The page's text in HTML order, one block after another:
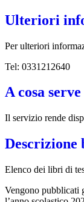
Ulteriori
Per ulteriori
Tel: 0331212640
A cosa serve
Il servizio rende
Descrizione
Elenco dei libri di
Vengono pubblicati